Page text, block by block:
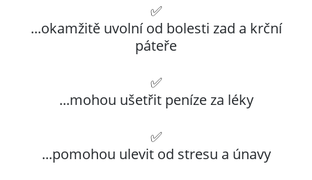
✅
...okamžitě uvolní od bolesti zad a krční
páteře
✅
...mohou ušetřit peníze za léky
✅
...pomohou ulevit od stresu a únavy